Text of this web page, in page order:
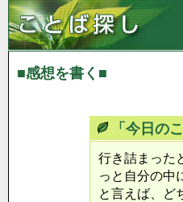
■感想を書く■
「今日の
行き詰まった
っと自分の中
と言えば、ど